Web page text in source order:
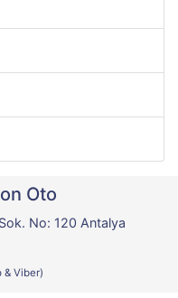
Oto
No: 120 Antalya
& Viber)